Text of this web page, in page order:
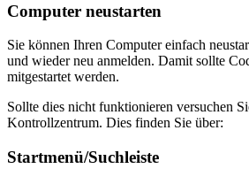
Computer neustarten
Sie können Ihren Computer einfach
und wieder neu anmelden. Damit sollte
mitgestartet werden.
Sollte dies nicht funktionieren versuchen
Kontrollzentrum. Dies finden Sie über:
Startmenü/Suchleiste